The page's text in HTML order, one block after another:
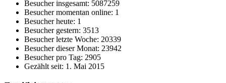
Besucher insgesamt: 5087259
Besucher momentan online: 1
Besucher heute: 1
Besucher gestern: 3513
Besucher letzte Woche: 20339
Besucher dieser Monat: 23942
Besucher pro Tag: 2905
Gezählt seit: 1. Mai 2015